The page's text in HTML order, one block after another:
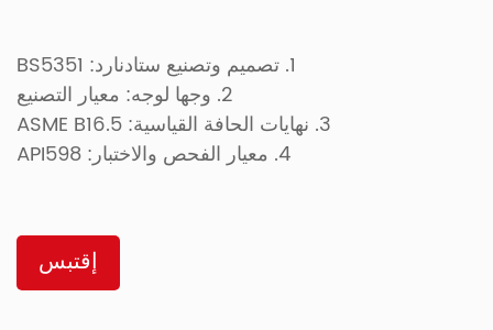
1. تصميم وتصنيع ستادنارد: BS5351
2. وجها لوجه: معيار التصنيع
3. نهايات الحافة القياسية: ASME B16.5
4. معيار الفحص والاختبار: API598
إقتبس